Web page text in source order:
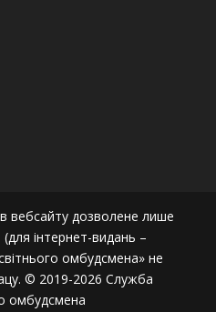
вебсайту дозволене лише
інтернет-видань –
омбудсмена» не
© 2019-2026 Служба
омбудсмена